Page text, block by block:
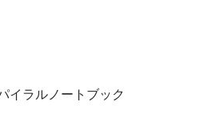
イラルノートブック